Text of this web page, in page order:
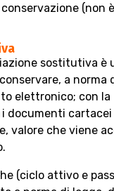
sostitutiva è
a norma
elettronico; con la
documenti cartacei
valore che viene
(ciclo attivo e